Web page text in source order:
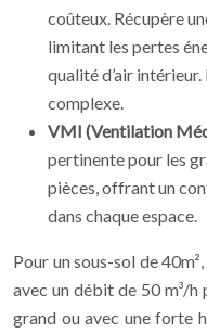
coûteux. Récupère
limitant les pertes
qualité d’air
complexe.
VMI (Ventilation
pertinente pour les
pièces, offrant un
dans chaque espace.
Pour un sous-sol de
avec un débit de 50 m³/
grand ou avec une forte